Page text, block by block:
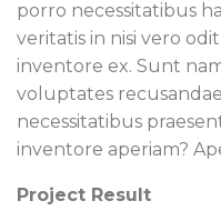
porro necessitatibus
veritatis in nisi vero
inventore ex. Sunt
voluptates
necessitatibus
inventore aperiam?
Project Result